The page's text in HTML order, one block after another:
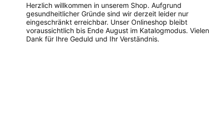
Herzlich willkommen in unserem Shop. Aufgrund
gesundheitlicher Gründe sind wir derzeit leider nur
eingeschränkt erreichbar. Unser Onlineshop bleibt
voraussichtlich bis Ende August im Katalogmodus. Vielen
Dank für Ihre Geduld und Ihr Verständnis.